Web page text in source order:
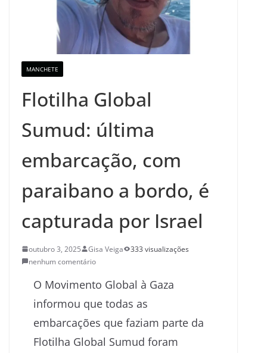
MANCHETE
Flotilha Global
Sumud: última
embarcação, com
paraibano a bordo, é
capturada por Israel
outubro 3, 2025 Gisa Veiga
333 visualizações
nenhum comentário
O Movimento Global à Gaza
informou que todas as
embarcações que faziam parte da
Flotilha Global Sumud foram